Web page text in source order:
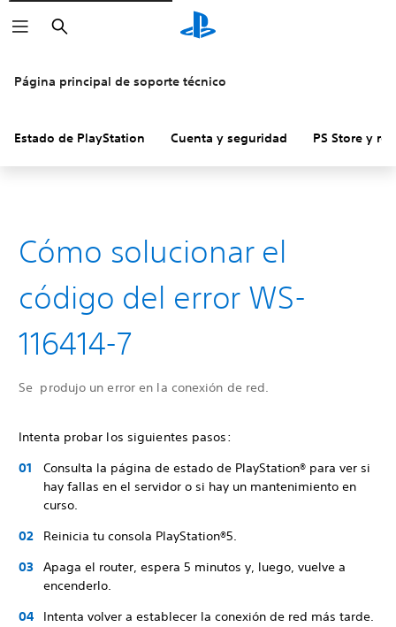
Buscar
Página principal de soporte técnico
Estado de PlayStation Cuenta y seguridad PS Store y
Cómo solucionar el
código del error WS-
116414-7
Se produjo un error en la conexión de red.
Intenta probar los siguientes pasos:
Consulta la página de estado de PlayStation® para ver si
hay fallas en el servidor o si hay un mantenimiento en
curso.
Reinicia tu consola PlayStation®5.
Apaga el router, espera 5 minutos y, luego, vuelve a
encenderlo.
Intenta volver a establecer la conexión de red más tarde.